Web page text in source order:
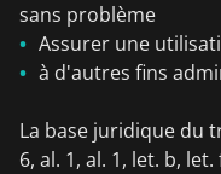
sans problème
Assurer une
à d'autres fins
La base juridique du
6, al. 1, al. 1, let. b,